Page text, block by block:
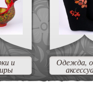
и Одежда,